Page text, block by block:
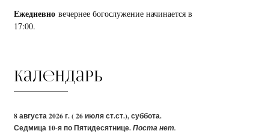
Ежедневновечернее богослужение начинается в
17:00.
Календарь
8 августа 2026 г. ( 26 июля ст.ст.), суббота.
Седмица 10-я по Пятидесятнице.Поста нет.